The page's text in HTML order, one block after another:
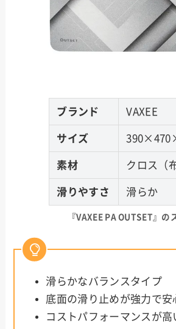
ブランド VAXEE
サイズ
素材 クロス（
滑りやすさ 滑らか
『VAXEE PA OUTSET 』の
滑らかなバランスタイプ
底面の滑り止めが強力で安
コストパフォーマンスが高